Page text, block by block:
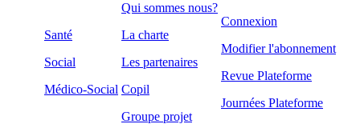
Santé
Social
Médico-Social
Qui sommes nous?
La charte
Les partenaires
Copil
Groupe projet
Connexion
Modifier l'abonnement
Revue Plateforme
Journées Plateforme